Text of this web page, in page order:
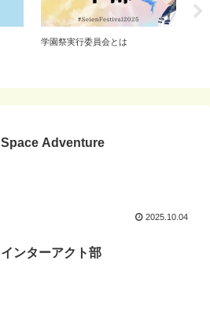
学園祭実行委員会とは
Space Adventure
2025.10.04
インターアクト部